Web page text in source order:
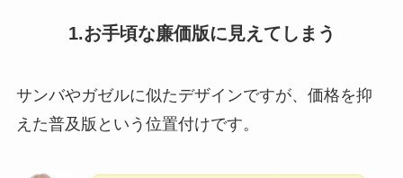
1.お手頃な廉価版に見えてしまう
サンバやガゼルに似たデザインですが、価格を抑
えた普及版という位置付けです。